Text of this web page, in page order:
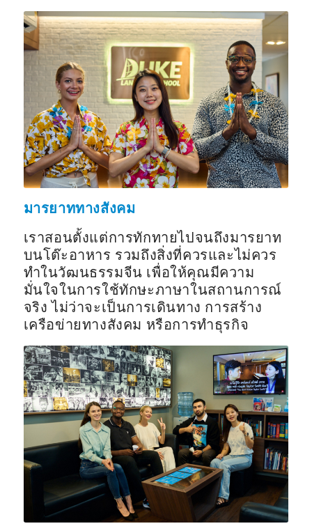
มารยาททางสังคม
เราสอนตั้งแต่การทักทายไปจนถึงมารยาท
บนโต๊ะอาหาร รวมถึงสิ่งที่ควรและไม่ควร
ทำในวัฒนธรรมจีน เพื่อให้คุณมีความ
มั่นใจในการใช้ทักษะภาษาในสถานการณ์
จริง ไม่ว่าจะเป็นการเดินทาง การสร้าง
เครือข่ายทางสังคม หรือการทำธุรกิจ